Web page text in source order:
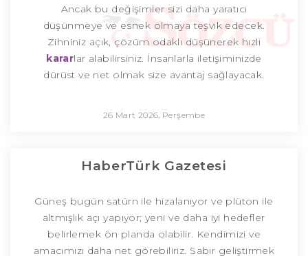
Ancak bu değişimler sizi daha yaratıcı
düşünmeye ve esnek olmaya teşvik edecek.
Zihniniz açık, çözüm odaklı düşünerek hızlı
kararlar alabilirsiniz. İnsanlarla iletişiminizde
dürüst ve net olmak size avantaj sağlayacak.
26 Mart 2026, Perşembe
HaberTürk Gazetesi
Güneş bugün satürn ile hizalanıyor ve plüton ile
altmışlık açı yapıyor; yeni ve daha iyi hedefler
belirlemek ön planda olabilir. Kendimizi ve
amacımızı daha net görebiliriz. Sabır geliştirmek